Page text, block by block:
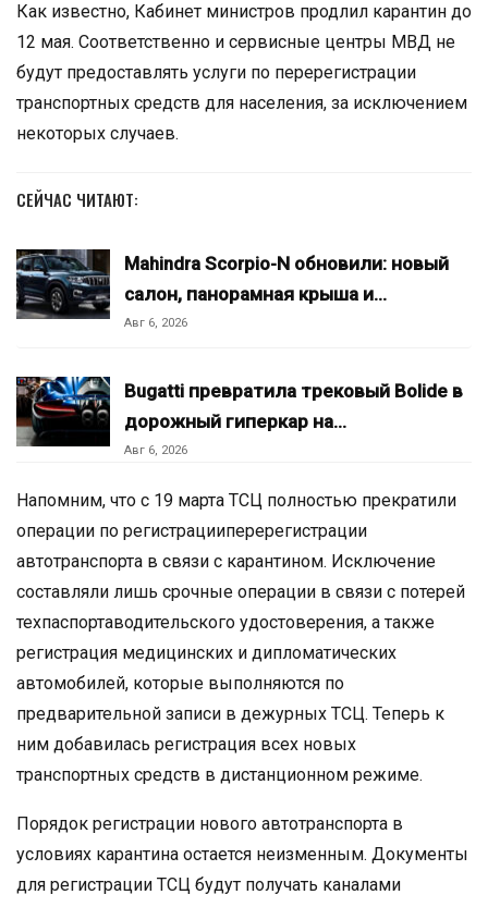
Как известно, Кабинет министров продлил карантин до
12 мая. Соответственно и сервисные центры МВД не
будут предоставлять услуги по перерегистрации
транспортных средств для населения, за исключением
некоторых случаев.
СЕЙЧАС ЧИТАЮТ:
Mahindra Scorpio-N обновили: новый
салон, панорамная крыша и…
Авг 6, 2026
Bugatti превратила трековый Bolide в
дорожный гиперкар на…
Авг 6, 2026
Напомним, что с 19 марта ТСЦ полностью прекратили
операции по регистрацииперерегистрации
автотранспорта в связи с карантином. Исключение
составляли лишь срочные операции в связи с потерей
техпаспортаводительского удостоверения, а также
регистрация медицинских и дипломатических
автомобилей, которые выполняются по
предварительной записи в дежурных ТСЦ. Теперь к
ним добавилась регистрация всех новых
транспортных средств в дистанционном режиме.
Порядок регистрации нового автотранспорта в
условиях карантина остается неизменным. Документы
для регистрации ТСЦ будут получать каналами